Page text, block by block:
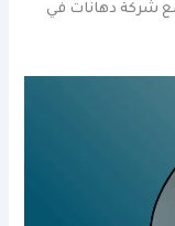
شركة دهانات في